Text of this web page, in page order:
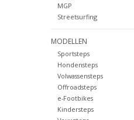
MGP
Streetsurfing
MODELLEN
Sportsteps
Hondensteps
Volwassensteps
Offroadsteps
e-Footbikes
Kindersteps